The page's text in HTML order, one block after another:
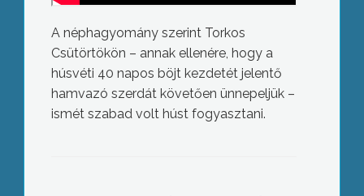
A néphagyomány szerint Torkos
Csütörtökön – annak ellenére, hogy a
húsvéti 40 napos böjt kezdetét jelentő
hamvazó szerdát követően ünnepeljük –
ismét szabad volt húst fogyasztani.